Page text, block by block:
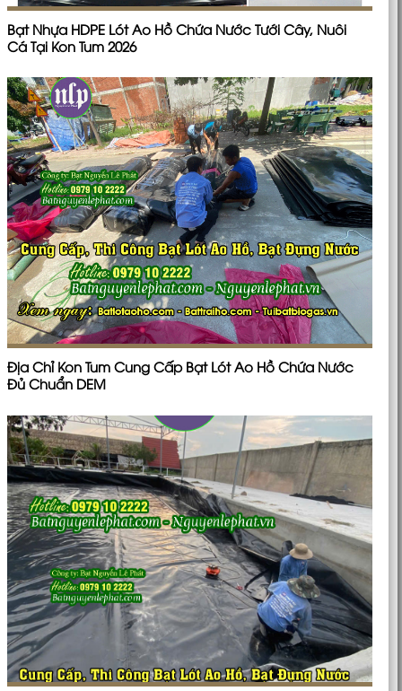
Bạt Nhựa HDPE Lót Ao Hồ Chứa Nước Tưới Cây, Nuôi
Cá Tại Kon Tum 2026
Địa Chỉ Kon Tum Cung Cấp Bạt Lót Ao Hồ Chứa Nước
Đủ Chuẩn DEM